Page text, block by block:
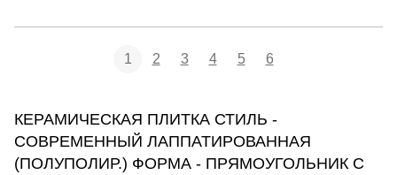
1 2 3 4 5 6
КЕРАМИЧЕСКАЯ ПЛИТКА СТИЛЬ -
СОВРЕМЕННЫЙ ЛАППАТИРОВАННАЯ
(ПОЛУПОЛИР.) ФОРМА - ПРЯМОУГОЛЬНИК С